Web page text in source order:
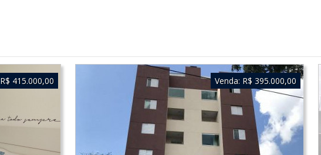
R$ 415.000,00 Venda: R$ 395.000,00